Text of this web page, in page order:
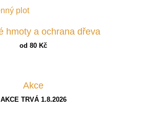
hmoty a ochrana dřeva
od 80 Kč
Akce
AKCE TRVÁ 1.8.2026